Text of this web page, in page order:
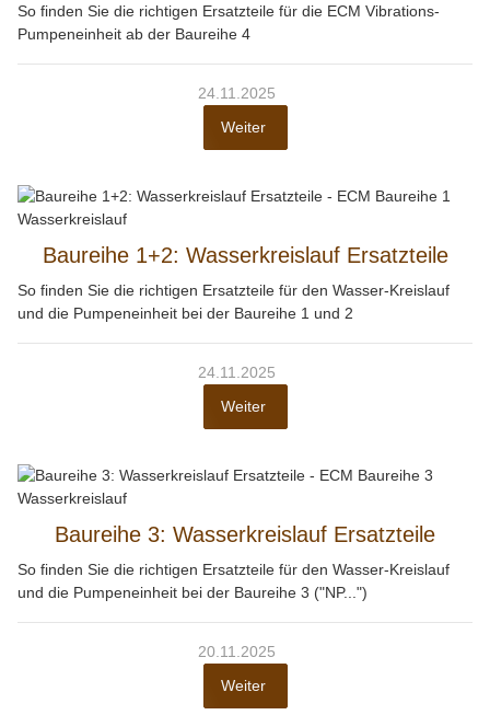
So finden Sie die richtigen Ersatzteile für die ECM Vibrations-
Pumpeneinheit ab der Baureihe 4
24.11.2025
Weiter
Baureihe 1+2: Wasserkreislauf Ersatzteile
So finden Sie die richtigen Ersatzteile für den Wasser-Kreislauf
und die Pumpeneinheit bei der Baureihe 1 und 2
24.11.2025
Weiter
Baureihe 3: Wasserkreislauf Ersatzteile
So finden Sie die richtigen Ersatzteile für den Wasser-Kreislauf
und die Pumpeneinheit bei der Baureihe 3 ("NP...")
20.11.2025
Weiter